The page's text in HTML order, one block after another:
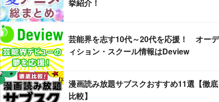
挙紹介！
芸能界を志す10代～20代を応援！ オーデ
ィション・スクール情報はDeview
漫画読み放題サブスクおすすめ11選【徹底
比較】